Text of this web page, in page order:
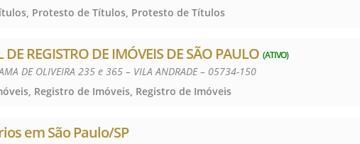
Protesto de Títulos, Protesto de Títulos
DE REGISTRO DE IMÓVEIS DE SÃO PAULO (ATIVO)
DE OLIVEIRA 235 e 365 – VILA ANDRADE – 05734-150
Registro de Imóveis, Registro de Imóveis
em São Paulo/SP